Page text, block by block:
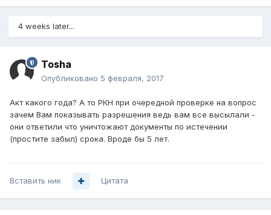
4 weeks later...
Tosha
Опубликовано 5 февраля, 2017
Акт какого года? А то РКН при очередной проверке на вопрос
зачем Вам показывать разрешения ведь вам все высылали -
они ответили что уничтожают документы по истечении
(простите забыл) срока. Вроде бы 5 лет.
Вставить ник Цитата